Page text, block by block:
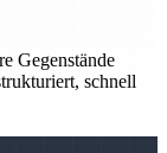
Gegenstände
schnell